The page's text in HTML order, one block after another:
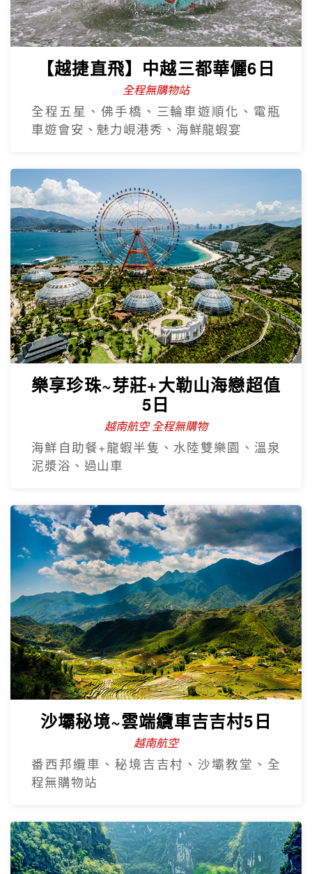
【越捷直飛】中越三都華儷6日
全程無購物站
全程五星、佛手橋、三輪車遊順化、電瓶
車遊會安、魅力峴港秀、海鮮龍蝦宴
樂享珍珠~芽莊+大勒山海戀超值
5日
越南航空 全程無購物
海鮮自助餐+龍蝦半隻、水陸雙樂園、溫泉
泥漿浴、過山車
沙壩秘境~雲端纜車吉吉村5日
越南航空
番西邦纜車、秘境吉吉村、沙壩教堂、全
程無購物站